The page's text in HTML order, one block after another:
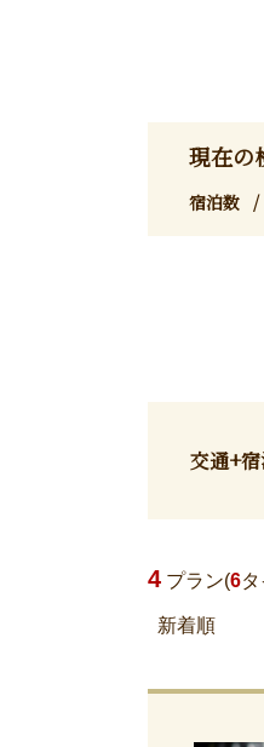
現在の
宿泊数
交通+
4 プラン(6
新着順